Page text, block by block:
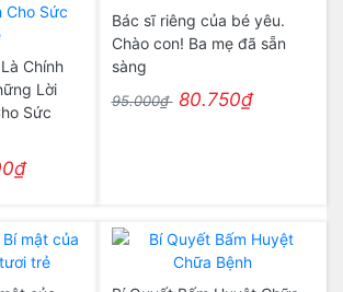
Chính
Lời
Sức
Bác sĩ riêng của bé yêu.
Chào con! Ba mẹ đã sẵn
sàng
95.000₫ 80.750₫